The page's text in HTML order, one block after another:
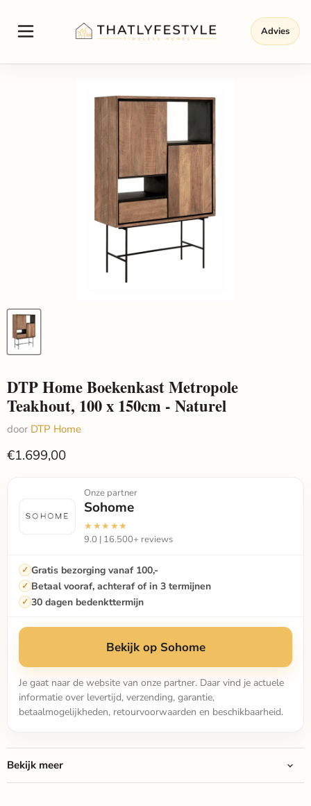
Advies
DTP Home Boekenkast Metropole
Teakhout, 100 x 150cm - Naturel
door DTP Home
€1.699,00
Onze partner
Sohome
★★★★★
9.0 | 16.500+ reviews
Gratis bezorging vanaf 100,-
Betaal vooraf, achteraf of in 3 termijnen
30 dagen bedenkttermijn
Bekijk op Sohome
Je gaat naar de website van onze partner. Daar vind je actuele
informatie over levertijd, verzending, garantie,
betaalmogelijkheden, retourvoorwaarden en beschikbaarheid.
Bekijk meer